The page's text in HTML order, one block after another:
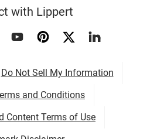
with Lippert
Do Not Sell My Information
and Conditions
Content Terms of Use